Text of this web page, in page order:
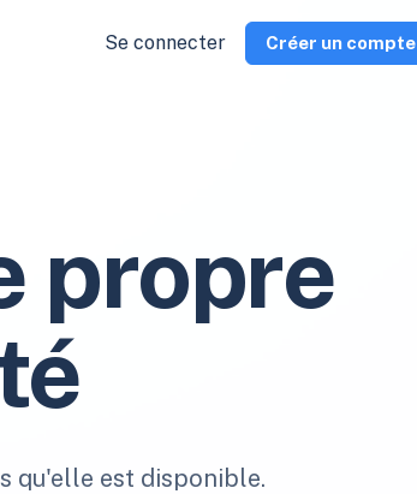
Se connecter Créer un compte
propre
qu'elle est disponible.